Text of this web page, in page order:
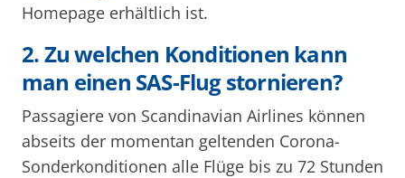
Homepage erhältlich ist.
2. Zu welchen Konditionen kann
man einen SAS-Flug stornieren?
Passagiere von Scandinavian Airlines können
abseits der momentan geltenden Corona-
Sonderkonditionen alle Flüge bis zu 72 Stunden